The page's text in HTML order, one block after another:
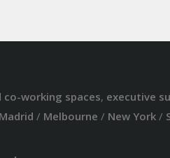
co-working spaces, executive
/ Melbourne / New York/